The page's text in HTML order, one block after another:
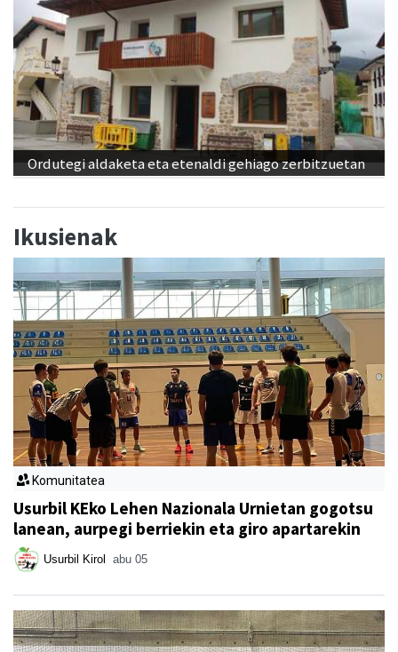
Ordutegi aldaketa eta etenaldi gehiago zerbitzuetan
Ikusienak
Komunitatea
Usurbil KEko Lehen Nazionala Urnietan gogotsu
lanean, aurpegi berriekin eta giro apartarekin
Usurbil Kirol abu 05